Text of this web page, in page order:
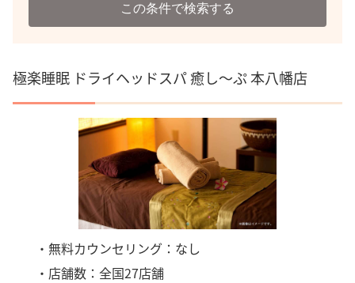
この条件で検索する
極楽睡眠 ドライヘッドスパ 癒し～ぷ 本八幡店
・無料カウンセリング：なし
・店舗数：全国27店舗